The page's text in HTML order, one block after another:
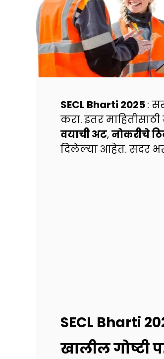
SECL Bharti 2025:
करा. इतर
वयाची अट,नोकरीचे
दिलेल्या आहेत. सदर
SECL Bharti
खालील गोष्टी